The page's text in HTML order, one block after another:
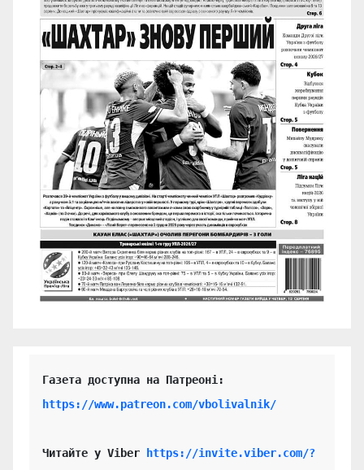
https://www.patreon.com/vbolivalnik/
Читайте у Viber
https://invite.viber.com/?